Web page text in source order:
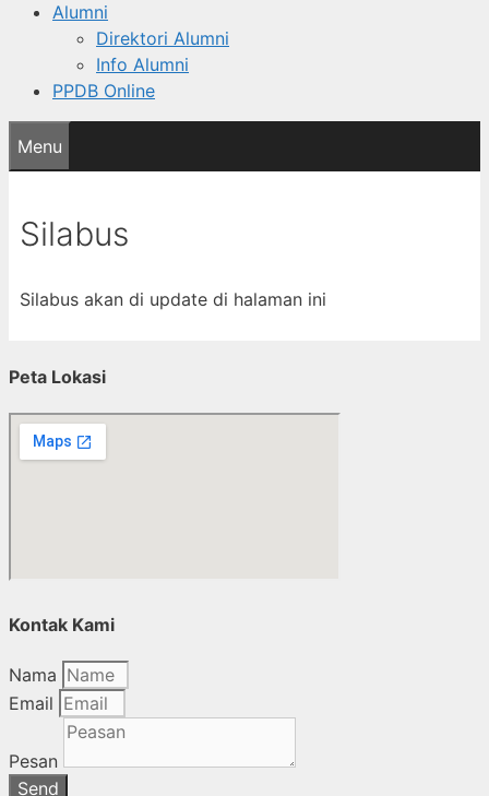
Alumni
Direktori Alumni
Info Alumni
PPDB Online
Menu
Silabus
Silabus akan di update di halaman ini
Peta Lokasi
Kontak Kami
Nama
Email
Pesan
Send